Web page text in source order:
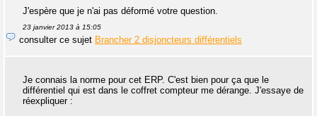
J'espère que je n'ai pas déformé votre question.
23 janvier 2013 à 15:05
consulter ce sujet Brancher 2 disjoncteurs différentiels
Je connais la norme pour cet ERP. C'est bien pour ça que le
différentiel qui est dans le coffret compteur me dérange. J'essaye de
réexpliquer :